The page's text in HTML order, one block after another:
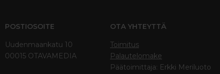
POSTIOSOITE
Uudenmaankatu 10
00015 OTAVAMEDIA
OTA YHTEYTTÄ
Toimitus
Palautelomake
Päätoimittaja: Erkki Meriluoto